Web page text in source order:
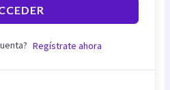
Regístrate ahora